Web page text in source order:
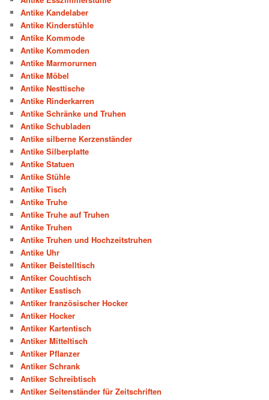
Antike Kandelaber
Antike Kinderstühle
Antike Kommode
Antike Kommoden
Antike Marmorurnen
Antike Möbel
Antike Nesttische
Antike Rinderkarren
Antike Schränke und Truhen
Antike Schubladen
Antike silberne Kerzenständer
Antike Silberplatte
Antike Statuen
Antike Stühle
Antike Tisch
Antike Truhe
Antike Truhe auf Truhen
Antike Truhen
Antike Truhen und Hochzeitstruhen
Antike Uhr
Antiker Beistelltisch
Antiker Couchtisch
Antiker Esstisch
Antiker französischer Hocker
Antiker Hocker
Antiker Kartentisch
Antiker Mitteltisch
Antiker Pflanzer
Antiker Schrank
Antiker Schreibtisch
Antiker Seitenständer für Zeitschriften